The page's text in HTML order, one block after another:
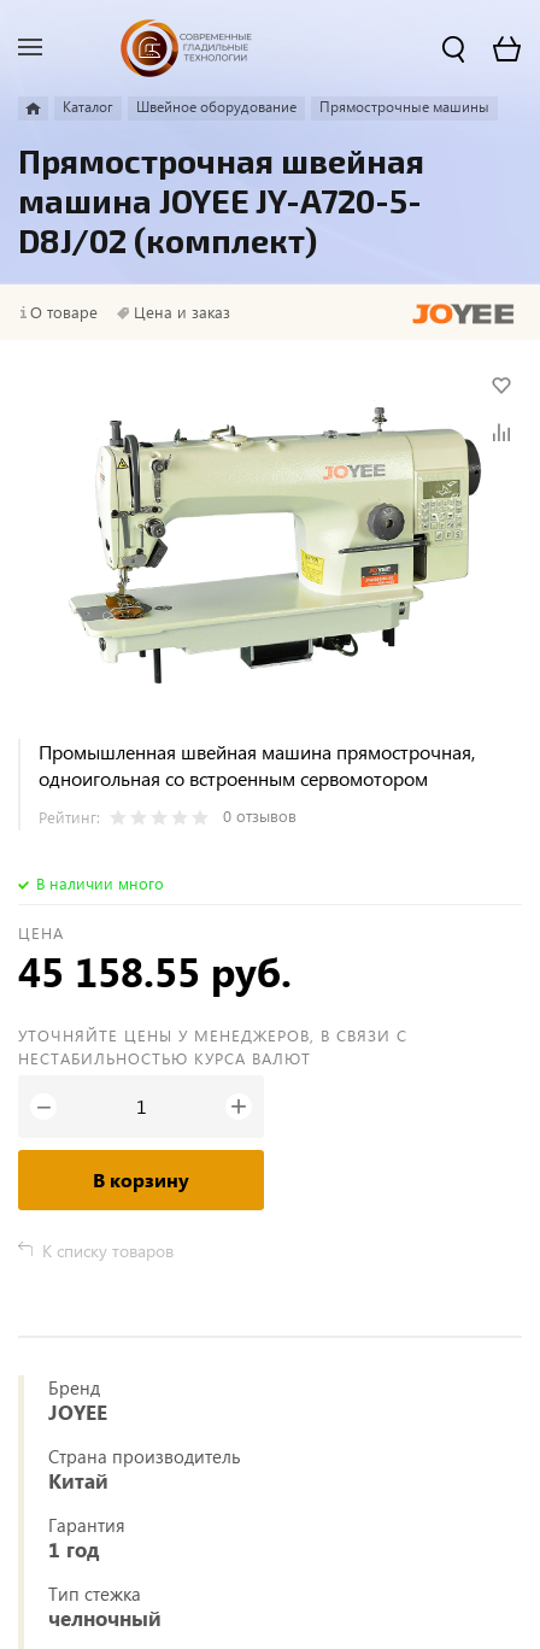
Каталог Швейное оборудование Прямострочные машины
Прямострочная швейная
машина JOYEE JY-A720-5-
D8J/02 (комплект)
О товаре Цена и заказ
Промышленная швейная машина прямострочная,
одноигольная со встроенным сервомотором
Рейтинг: 0 отзывов
В наличии много
ЦЕНА
45 158.55 руб.
УТОЧНЯЙТЕ ЦЕНЫ У МЕНЕДЖЕРОВ, В СВЯЗИ С
НЕСТАБИЛЬНОСТЬЮ КУРСА ВАЛЮТ
− +
В корзину
К списку товаров
Бренд
JOYEE
Страна производитель
Китай
Гарантия
1 год
Тип стежка
челночный